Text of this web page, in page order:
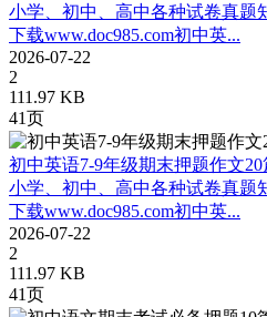
小学、初中、高中各种试卷真题
下载www.doc985.com初中英...
2026-07-22
2
111.97 KB
41页
初中英语7-9年级期末押题作文
小学、初中、高中各种试卷真题
下载www.doc985.com初中英...
2026-07-22
2
111.97 KB
41页